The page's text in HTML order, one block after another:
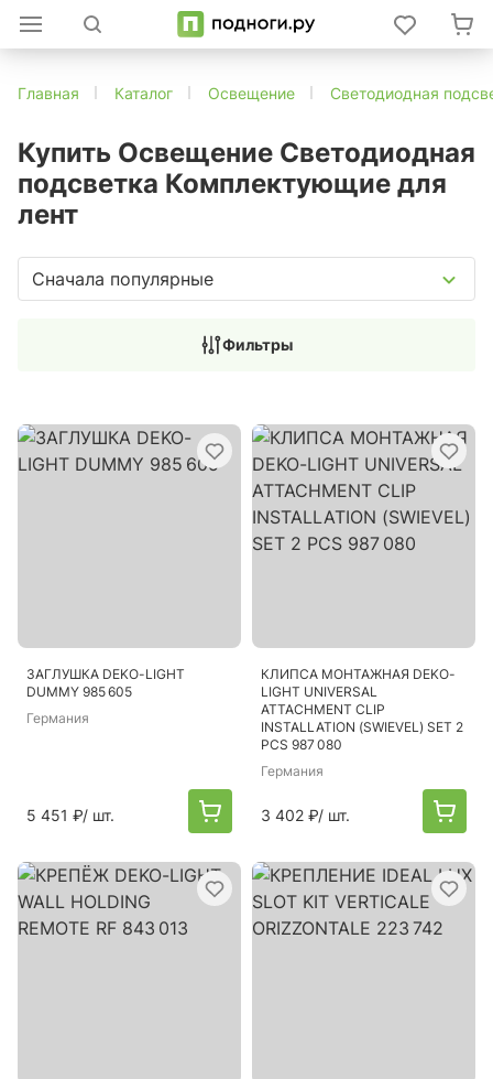
Главная Каталог Освещение Светодиодная
Купить Освещение Светодиодная
подсветка Комплектующие для
лент
Сначала популярные
Фильтры
ЗАГЛУШКА DEKO-LIGHT
DUMMY 985 605
Германия
5 451 ₽/ шт.
КЛИПСА МОНТАЖНАЯ DEKO-
LIGHT UNIVERSAL
ATTACHMENT CLIP
INSTALLATION (SWIEVEL) SET 2
PCS 987 080
Германия
3 402 ₽/ шт.